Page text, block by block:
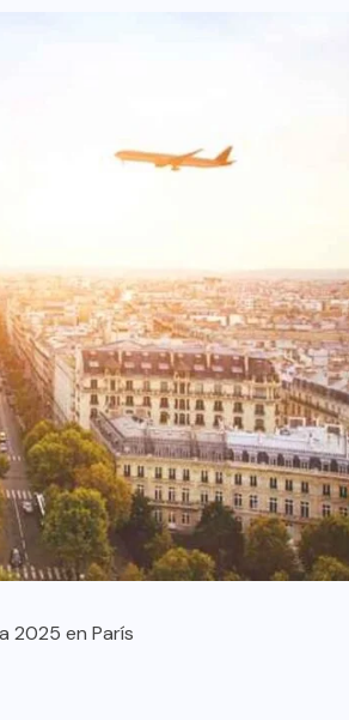
2025 en París